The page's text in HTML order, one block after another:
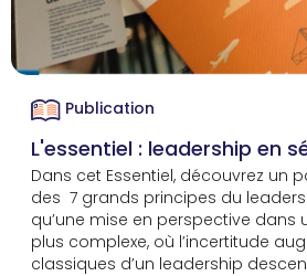
Publication
L'essentiel : leadership en
Dans cet Essentiel, découvrez un
des 7 grands principes du
qu’une mise en perspective dans
plus complexe, où l’incertitude
classiques d’un leadership